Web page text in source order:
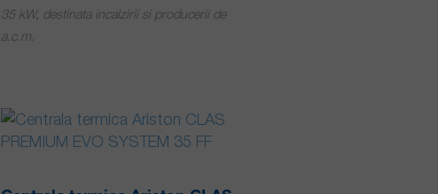
35 kW, destinata incalzirii si producerii de
a.c.m.